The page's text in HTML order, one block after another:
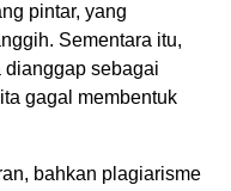
pintar, yang
Sementara itu,
sebagai
gagal membentuk
bahkan plagiarisme